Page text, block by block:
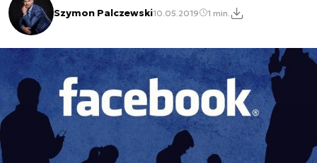
Szymon Palczewski10.05.2019 1 min.